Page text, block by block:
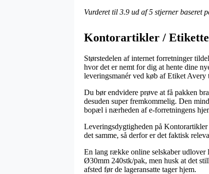
Vurderet til 3.9 ud af 5 stjerner baseret
Kontorartikler /
Størstedelen af internet forretninger
hvor det er nemt for dig at hente dine
leveringsmanér ved køb af Etiket
Du bør endvidere prøve at få pakken
desuden super fremkommelig. Den
bopæl i nærheden af e-forretningens
Leveringsdygtigheden på
det samme, så derfor er det faktisk
En lang række online selskaber udlover
Ø30mm 240stk/pak, men husk at det
afsted før de lageransatte tager hjem.